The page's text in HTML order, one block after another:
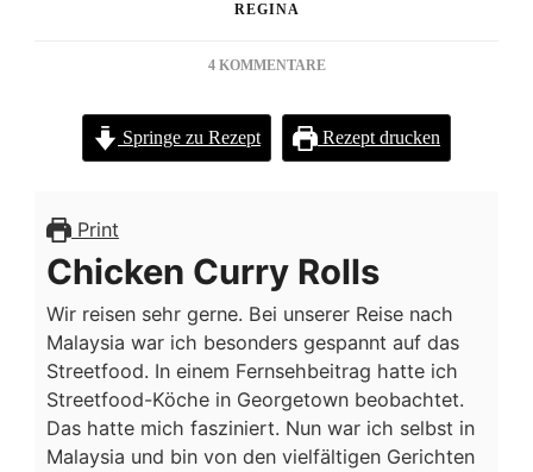
REGINA
4 KOMMENTAREZU
PARTYBRÖTCHEN
Springe zu Rezept Rezept drucken
Print
Chicken Curry Rolls
Wir reisen sehr gerne. Bei unserer Reise nach
Malaysia war ich besonders gespannt auf das
Streetfood. In einem Fernsehbeitrag hatte ich
Streetfood-Köche in Georgetown beobachtet.
Das hatte mich fasziniert. Nun war ich selbst in
Malaysia und bin von den vielfältigen Gerichten